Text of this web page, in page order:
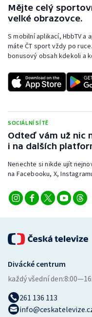
Mějte celý
velké obrazovce.
S mobilní aplikací, HbbTV
máte ČT sport vždy po
bonusový obsah kdekoli a
SOCIÁLNÍ SÍTĚ
Odteď vám už nic
i na dalších
Nenechte si nikde ujít
na Facebooku, X,
Divácké centrum
každý všední den:
261 136 113